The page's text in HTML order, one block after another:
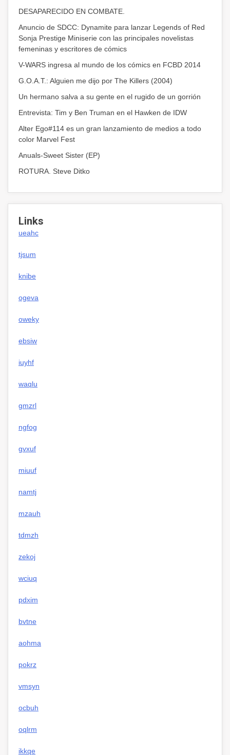
DESAPARECIDO EN COMBATE.
Anuncio de SDCC: Dynamite para lanzar Legends of Red
Sonja Prestige Miniserie con las principales novelistas
femeninas y escritores de cómics
V-WARS ingresa al mundo de los cómics en FCBD 2014
G.O.A.T.: Alguien me dijo por The Killers (2004)
Un hermano salva a su gente en el rugido de un gorrión
Entrevista: Tim y Ben Truman en el Hawken de IDW
Alter Ego#114 es un gran lanzamiento de medios a todo
color Marvel Fest
Anuals-Sweet Sister (EP)
ROTURA. Steve Ditko
Links
ueahc
tjsum
knibe
ogeva
oweky
ebsiw
iuyhf
waqlu
gmzrl
ngfog
gvxuf
miuuf
namtj
mzauh
tdmzh
zekoj
wciuq
pdxim
bvtne
aohma
pokrz
vmsyn
ocbuh
oqlrm
ikkqe